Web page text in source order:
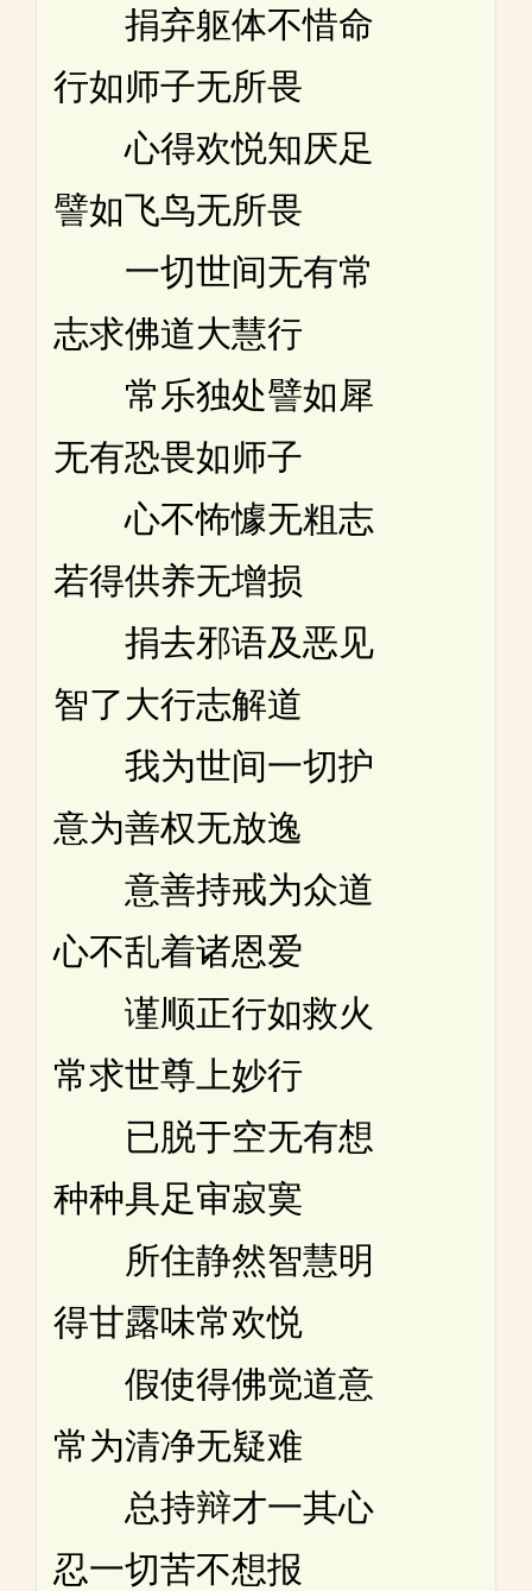
捐弃躯体不惜命
行如师子无所畏
心得欢悦知厌足
譬如飞鸟无所畏
一切世间无有常
志求佛道大慧行
常乐独处譬如犀
无有恐畏如师子
心不怖懅无粗志
若得供养无增损
捐去邪语及恶见
智了大行志解道
我为世间一切护
意为善权无放逸
意善持戒为众道
心不乱着诸恩爱
谨顺正行如救火
常求世尊上妙行
已脱于空无有想
种种具足审寂寞
所住静然智慧明
得甘露味常欢悦
假使得佛觉道意
常为清净无疑难
总持辩才一其心
忍一切苦不想报